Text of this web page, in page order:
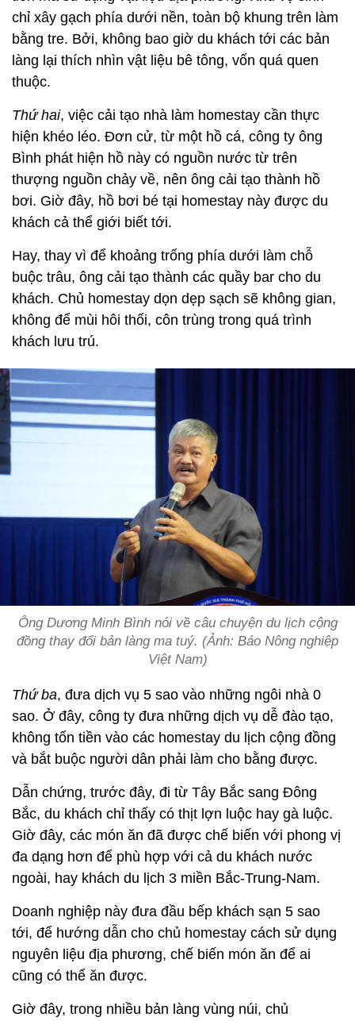
chỉ xây gạch phía dưới nền, toàn bộ khung trên làm
bằng tre. Bởi, không bao giờ du khách tới các bản
làng lại thích nhìn vật liệu bê tông, vốn quá quen
thuộc.
Thứ hai, việc cải tạo nhà làm homestay cần thực
hiện khéo léo. Đơn cử, từ một hồ cá, công ty ông
Bình phát hiện hồ này có nguồn nước từ trên
thượng nguồn chảy về, nên ông cải tạo thành hồ
bơi. Giờ đây, hồ bơi bé tại homestay này được du
khách cả thể giới biết tới.
Hay, thay vì để khoảng trống phía dưới làm chỗ
buộc trâu, ông cải tạo thành các quầy bar cho du
khách. Chủ homestay dọn dẹp sạch sẽ không gian,
không để mùi hôi thối, côn trùng trong quá trình
khách lưu trú.
Ông Dương Minh Bình nói về câu chuyện du lịch cộng
đồng thay đổi bản làng ma tuý. (Ảnh: Báo Nông nghiệp
Việt Nam)
Thứ ba, đưa dịch vụ 5 sao vào những ngôi nhà 0
sao. Ở đây, công ty đưa những dịch vụ dễ đào tạo,
không tốn tiền vào các homestay du lịch cộng đồng
và bắt buộc người dân phải làm cho bằng được.
Dẫn chứng, trước đây, đi từ Tây Bắc sang Đông
Bắc, du khách chỉ thấy có thịt lợn luộc hay gà luộc.
Giờ đây, các món ăn đã được chế biến với phong vị
đa dạng hơn để phù hợp với cả du khách nước
ngoài, hay khách du lịch 3 miền Bắc-Trung-Nam.
Doanh nghiệp này đưa đầu bếp khách sạn 5 sao
tới, để hướng dẫn cho chủ homestay cách sử dụng
nguyên liệu địa phương, chế biến món ăn để ai
cũng có thể ăn được.
Giờ đây, trong nhiều bản làng vùng núi, chủ